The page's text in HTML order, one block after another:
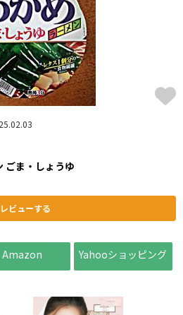
ごま・しょうゆ
レビューする
Amazon Yahooショッピング